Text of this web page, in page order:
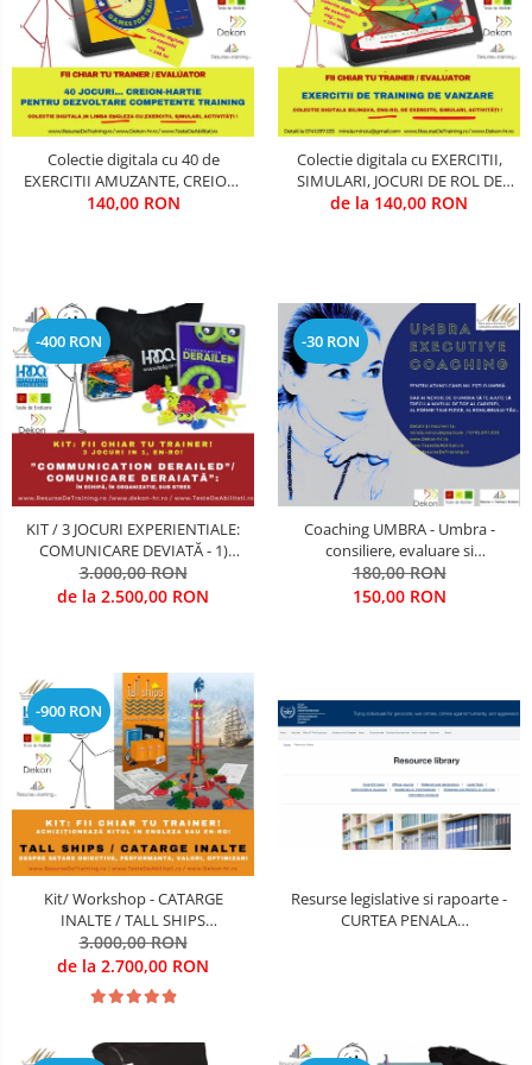
Colectie digitala cu 40 de
EXERCITII AMUZANTE, CREION-
HARTIE, PENTRU TRAINING SI
140,00 RON
Colectie digitala cu EXERCITII,
SIMULARI, JOCURI DE ROL DE
VANZARE (utila in Training &
de la 140,00 RON
-400 RON
KIT / 3 JOCURI EXPERIENTIALE:
COMUNICARE DEVIATĂ - 1)
INTRE PERSOANE, 2) INTRE
DEPARTAMENTE, 3) SUB STRES
FOCUS PE OBIECTIVE STRATE
3.000,00 RON
de la 2.500,00 RON
-30 RON
Coaching UMBRA - Umbra -
consiliere, evaluare si
antrenamente de dezvoltare
Cariere De Elita; antrenamente si
180,00 RON
150,00 RON
-900 RON
Kit/ Workshop - CATARGE
INALTE / TALL SHIPS
(Antrenarea Competentelor de
STABILIRE OBIECTIVE,
OPTIMIZARE; CREATIVITATE;
PERFORMANTA CALITATIVA SI
3.000,00 RON
de la 2.700,00 RON
Resurse legislative si rapoarte -
CURTEA PENALA